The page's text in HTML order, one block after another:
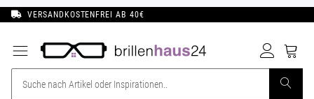
VERSANDKOSTENFREI AB 40€